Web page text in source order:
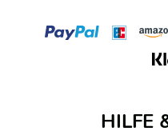
Technische Angaben
o Material: Crinkle-
Baumwolle mit
o Insektenabweisender
HILFE